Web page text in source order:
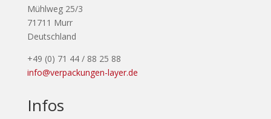
Mühlweg 25/3
71711 Murr
Deutschland
+49 (0) 71 44 / 88 25 88
info@verpackungen-layer.de
Infos